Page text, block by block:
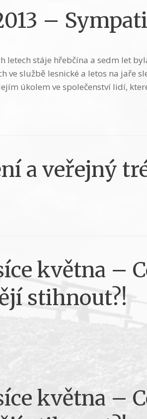
–
letech stáje hřebčína a sedm let
ve službě lesnické a letos na jaře
úkolem ve společenství lidí,
a veřejný
května –
stihnout?!
května –